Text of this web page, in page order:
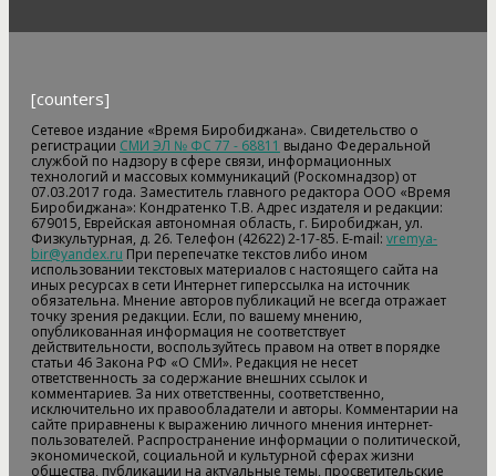
[counters]
Сетевое издание «Время Биробиджана». Свидетельство о
регистрации СМИ ЭЛ № ФС 77 - 68811 выдано Федеральной
службой по надзору в сфере связи, информационных
технологий и массовых коммуникаций (Роскомнадзор) от
07.03.2017 года. Заместитель главного редактора ООО «Время
Биробиджана»: Кондратенко Т.В. Адрес издателя и редакции:
679015, Еврейская автономная область, г. Биробиджан, ул.
Физкультурная, д. 26. Телефон (42622) 2-17-85. E-mail: vremya-
bir@yandex.ru При перепечатке текстов либо ином
использовании текстовых материалов с настоящего сайта на
иных ресурсах в сети Интернет гиперссылка на источник
обязательна. Мнение авторов публикаций не всегда отражает
точку зрения редакции. Если, по вашему мнению,
опубликованная информация не соответствует
действительности, воспользуйтесь правом на ответ в порядке
статьи 46 Закона РФ «О СМИ». Редакция не несет
ответственность за содержание внешних ссылок и
комментариев. За них ответственны, соответственно,
исключительно их правообладатели и авторы. Комментарии на
сайте приравнены к выражению личного мнения интернет-
пользователей. Распространение информации о политической,
экономической, социальной и культурной сферах жизни
общества, публикации на актуальные темы, просветительские